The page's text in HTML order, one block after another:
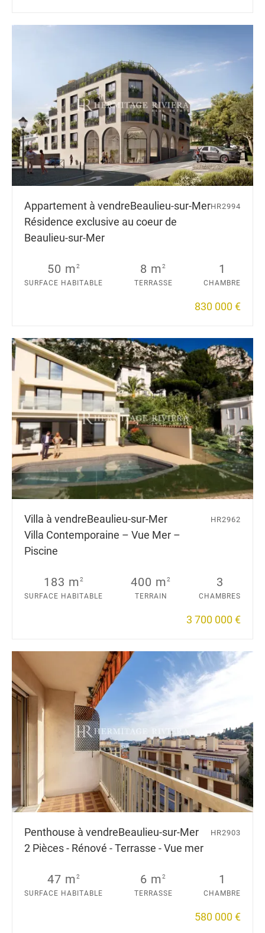
Appartement à vendreBeaulieu-sur-Mer
Résidence exclusive au coeur de
Beaulieu-sur-Mer
HR2994
50 m2
SURFACE HABITABLE
8 m2
TERRASSE
1
CHAMBRE
830 000 €
Villa à vendreBeaulieu-sur-Mer
Villa Contemporaine – Vue Mer –
Piscine
HR2962
183 m2
SURFACE HABITABLE
400 m2
TERRAIN
3
CHAMBRES
3 700 000 €
Penthouse à vendreBeaulieu-sur-Mer
2 Pièces - Rénové - Terrasse - Vue mer
HR2903
47 m2
SURFACE HABITABLE
6 m2
TERRASSE
1
CHAMBRE
580 000 €